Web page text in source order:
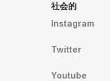
社会的
Instagram
Twitter
Youtube